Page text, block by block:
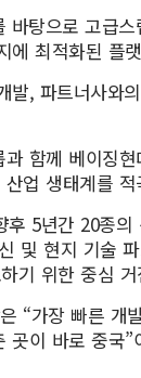
탕으로 고급
최적화된 플
, 파트너사와
함께 베이징
업 생태계를
5년간 20종
및 현지 기술
기 위한 중심
“가장 빠른 개
이 바로 중국